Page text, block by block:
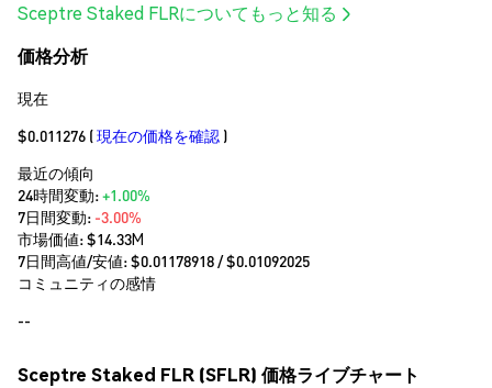
Sceptre Staked FLRについてもっと知る
価格分析
現在
$0.011276 (現在の価格を確認 )
最近の傾向
24時間変動:+1.00%
7日間変動: -3.00%
市場価値:$14.33M
7日間高値/安値: $0.01178918/ $0.01092025
コミュニティの感情
--
Sceptre Staked FLR (SFLR) 価格ライブチャート